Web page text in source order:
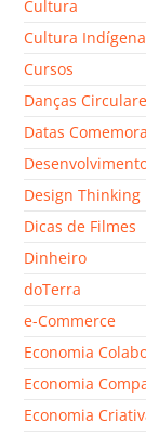
Cultura
Cultura Indígena
Cursos
Danças
Datas
Design Thinking
Dicas de Filmes
Dinheiro
doTerra
e-Commerce
Economia
Economia
Economia